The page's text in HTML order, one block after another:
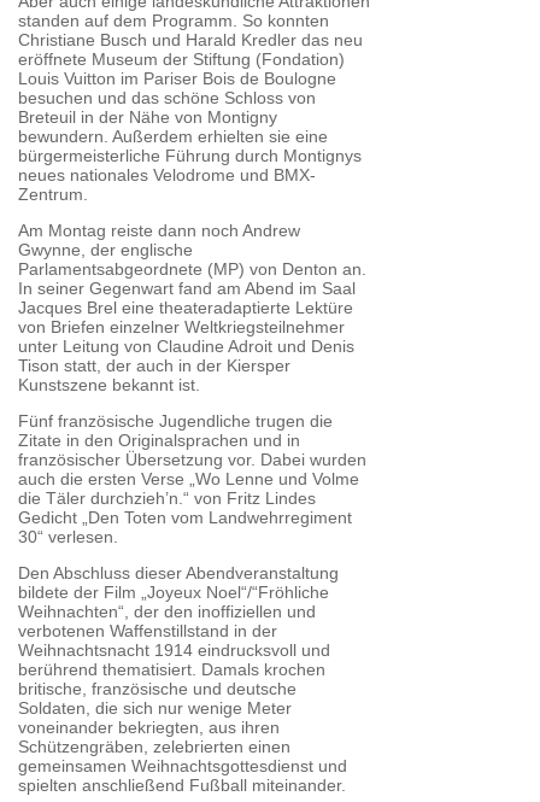
standen auf dem Programm. So konnten
Christiane Busch und Harald Kredler das neu
eröffnete Museum der Stiftung (Fondation)
Louis Vuitton im Pariser Bois de Boulogne
besuchen und das schöne Schloss von
Breteuil in der Nähe von Montigny
bewundern. Außerdem erhielten sie eine
bürgermeisterliche Führung durch Montignys
neues nationales Velodrome und BMX-
Zentrum.
Am Montag reiste dann noch Andrew
Gwynne, der englische
Parlamentsabgeordnete (MP) von Denton an.
In seiner Gegenwart fand am Abend im Saal
Jacques Brel eine theateradaptierte Lektüre
von Briefen einzelner Weltkriegsteilnehmer
unter Leitung von Claudine Adroit und Denis
Tison statt, der auch in der Kiersper
Kunstszene bekannt ist.
Fünf französische Jugendliche trugen die
Zitate in den Originalsprachen und in
französischer Übersetzung vor. Dabei wurden
auch die ersten Verse „Wo Lenne und Volme
die Täler durchzieh’n.“ von Fritz Lindes
Gedicht „Den Toten vom Landwehrregiment
30“ verlesen.
Den Abschluss dieser Abendveranstaltung
bildete der Film „Joyeux Noel“/“Fröhliche
Weihnachten“, der den inoffiziellen und
verbotenen Waffenstillstand in der
Weihnachtsnacht 1914 eindrucksvoll und
berührend thematisiert. Damals krochen
britische, französische und deutsche
Soldaten, die sich nur wenige Meter
voneinander bekriegten, aus ihren
Schützengräben, zelebrierten einen
gemeinsamen Weihnachtsgottesdienst und
spielten anschließend Fußball miteinander.